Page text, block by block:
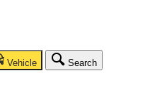
Vehicle Search